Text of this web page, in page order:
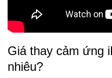
Giá thay cảm ứng
nhiêu?